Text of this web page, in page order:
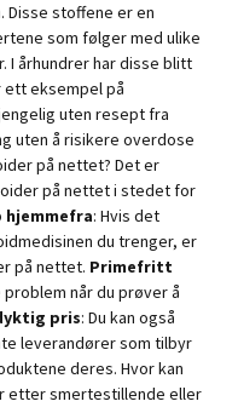
stoffene er en
som følger med ulike
I århundrer har disse blitt
eksempel på
uten resept fra
uten å risikere overdose
på nettet? Det er
på nettet i stedet for
hjemmefra: Hvis det
du trenger, er
på nettet. Primefritt
når du prøver å
pris: Du kan også
leverandører som tilbyr
deres. Hvor kan
etter smertestillende eller